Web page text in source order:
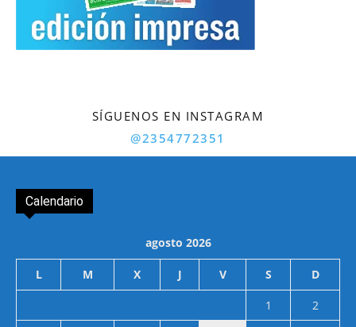
SÍGUENOS EN INSTAGRAM
@2354772351
Calendario
agosto 2026
L M X J V S D
1
2